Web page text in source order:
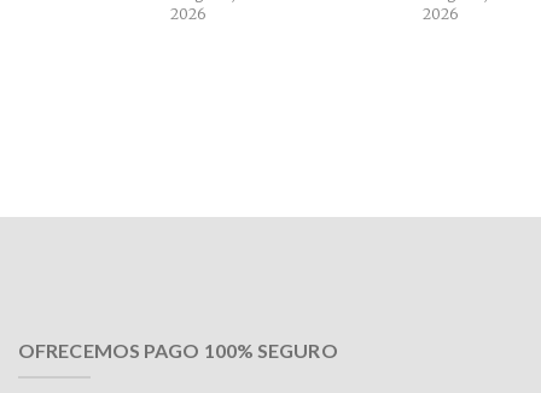
2026
2026
OFRECEMOS PAGO 100% SEGURO